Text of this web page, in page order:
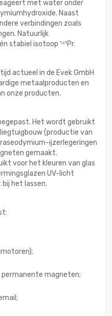
met water onder
Naast
verbindingen zoals
Natuurlijk
stabiel isotoop ¹⁴¹Pr.
actueel in de Evek GmbH
metaalproducten en
onze producten.
Het wordt gebruikt
(productie van
ijzerlegeringen
gemaakt.
voor het kleuren van glas
UV-licht
het lassen.
magneten;